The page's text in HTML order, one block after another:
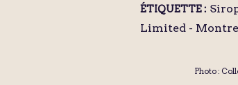
ÉTIQUETTE :
Limited -
Photo :